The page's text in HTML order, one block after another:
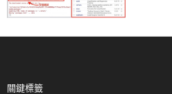
關鍵標籤